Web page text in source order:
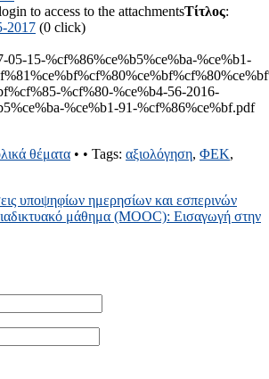
Τίτλος:
2017 (0 click)
05-15-%cf%86%ce%b5%ce%ba-%ce%b1-
%cf%80-%ce%b4-56-2016-
%ce%b1-91-%cf%86%ce%bf.pdf
θέματα • • Tags: αξιολόγηση, ΦΕΚ,
υποψηφίων ημερησίων και εσπερινών
μάθημα (MOOC): Εισαγωγή στην